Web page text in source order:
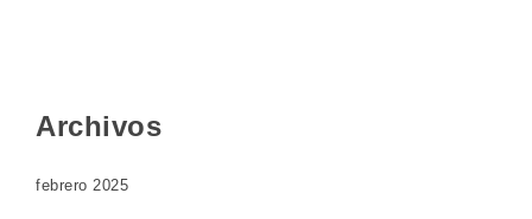
Archivos
febrero 2025